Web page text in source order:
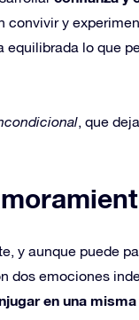
convivir y
equilibrada lo que
, que
y aunque puede
dos emociones
en una